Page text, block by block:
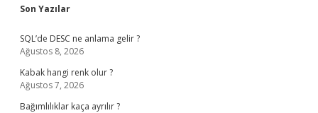
Sidebar
Son Yazılar
SQL’de DESC ne anlama gelir ?
Ağustos 8, 2026
Kabak hangi renk olur ?
Ağustos 7, 2026
Bağımlılıklar kaça ayrılır ?